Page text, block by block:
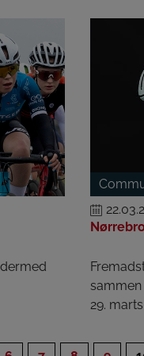
sammen
29. marts